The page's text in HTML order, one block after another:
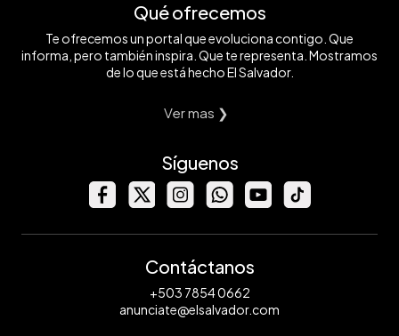
Qué ofrecemos
Te ofrecemos un portal que evoluciona contigo. Que
informa, pero también inspira. Que te representa. Mostramos
de lo que está hecho El Salvador.
Ver mas ❯
Síguenos
Contáctanos
+503 7854 0662
anunciate@elsalvador.com